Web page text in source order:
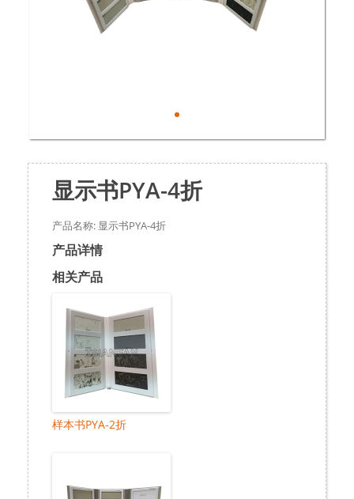
显示书PYA-4折
产品名称: 显示书PYA-4折
产品详情
相关产品
样本书PYA-2折